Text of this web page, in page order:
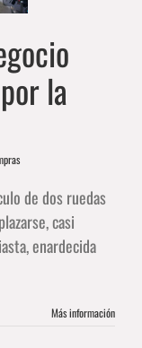
la
de dos ruedas
casi
enardecida
Más información